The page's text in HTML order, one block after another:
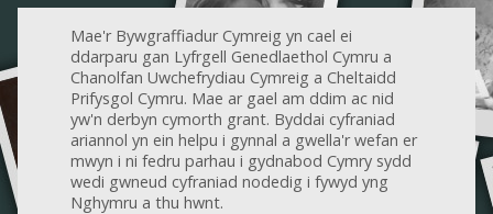
Mae'r Bywgraffiadur Cymreig yn cael ei
ddarparu gan Lyfrgell Genedlaethol Cymru a
Chanolfan Uwchefrydiau Cymreig a Cheltaidd
Prifysgol Cymru. Mae ar gael am ddim ac nid
yw'n derbyn cymorth grant. Byddai cyfraniad
ariannol yn ein helpu i gynnal a gwella'r wefan er
mwyn i ni fedru parhau i gydnabod Cymry sydd
wedi gwneud cyfraniad nodedig i fywyd yng
Nghymru a thu hwnt.